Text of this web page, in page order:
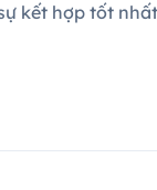
kết hợp tốt